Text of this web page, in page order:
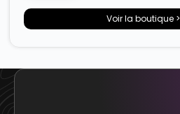
Voir la boutique >